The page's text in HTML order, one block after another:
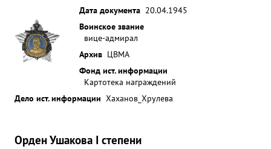
Дата документа 20.04.1945
Воинское звание
вице-адмирал
Архив ЦВМА
Фонд ист. информации
Картотека награждений
Дело ист. информации Хаханов_Хрулева
Орден Ушакова I степени